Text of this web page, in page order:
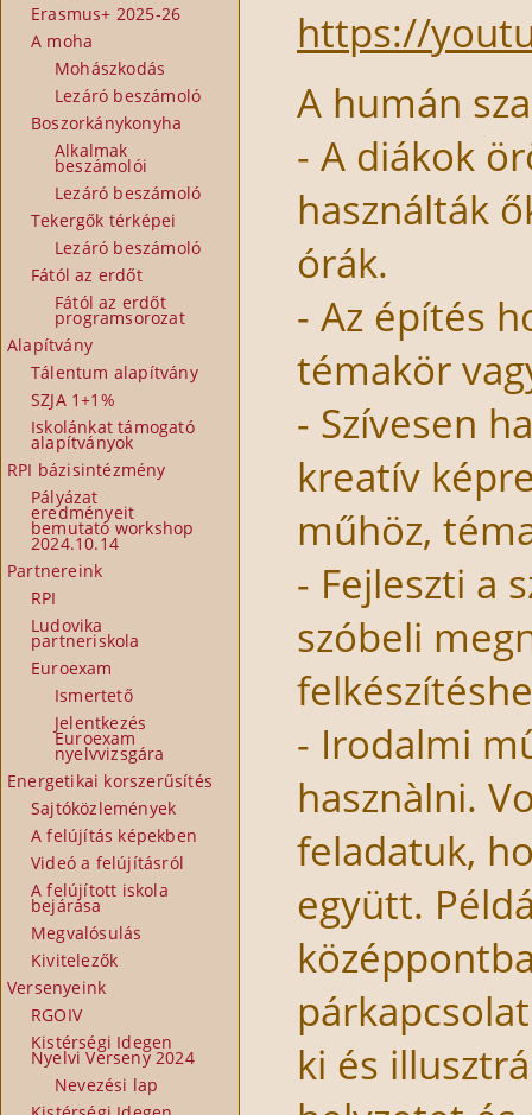
Erasmus+ 2025-26
A moha
Mohászkodás
Lezáró beszámoló
Boszorkánykonyha
Alkalmak
beszámolói
Lezáró beszámoló
Tekergők térképei
Lezáró beszámoló
Fától az erdőt
Fától az erdőt
programsorozat
Alapítvány
Tálentum alapítvány
SZJA 1+1%
Iskolánkat támogató
alapítványok
RPI bázisintézmény
Pályázat
eredményeit
bemutató workshop
2024.10.14
Partnereink
RPI
Ludovika
partneriskola
Euroexam
Ismertető
Jelentkezés
Euroexam
nyelvvizsgára
Energetikai korszerűsítés
Sajtóközlemények
A felújítás képekben
Videó a felújításról
A felújított iskola
bejárása
Megvalósulás
Kivitelezők
Versenyeink
RGOIV
Kistérségi Idegen
Nyelvi Verseny 2024
Nevezési lap
https://
A humán
- A diákok
használták
órák.
- Az építés
témakör
- Szívesen
kreatív
műhöz,
- Fejleszti a
szóbeli
- Irodalmi
hasznàlni.
feladatuk,
együtt.
ki és